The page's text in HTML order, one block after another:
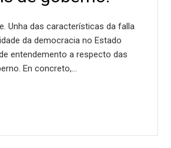
Unha das características da falla
da democracia no Estado
entendemento a respecto das
En concreto,…